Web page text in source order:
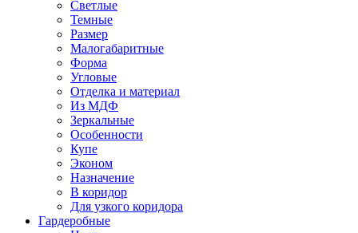
Светлые
Темные
Размер
Малогабаритные
Форма
Угловые
Отделка и материал
Из МДФ
Зеркальные
Особенности
Купе
Эконом
Назначение
В коридор
Для узкого коридора
Гардеробные